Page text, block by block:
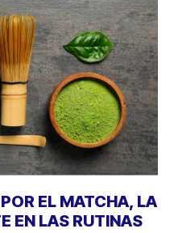
EL MATCHA, LA
EN LAS RUTINAS